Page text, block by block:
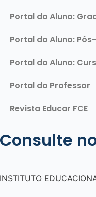
Portal do Aluno:
Portal do Aluno:
Portal do Aluno:
Portal do Professor
Revista Educar FCE
Consulte
INSTITUTO